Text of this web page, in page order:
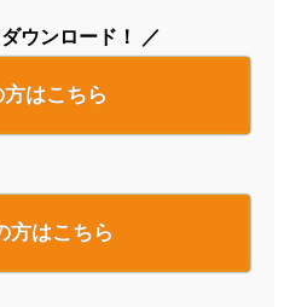
ウンロード！ ／
はこちら
方はこちら